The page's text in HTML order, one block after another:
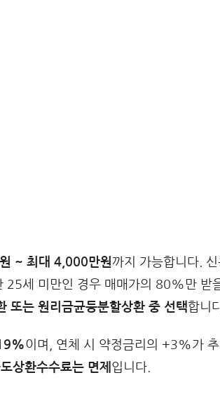
~ 최대 4,000만원 까지 가능합니다.
25세 미만인 경우 매매가의 80%만 받
또는 원리금균등분할상환 중 선택합니
이며, 연체 시 약정금리의 +3%가
상환수수료는 면제 입니다.